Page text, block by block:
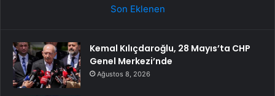
Son Eklenen
Kemal Kılıçdaroğlu, 28 Mayıs’ta CHP
Genel Merkezi’nde
Ağustos 8, 2026